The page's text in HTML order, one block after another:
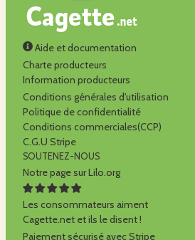
Aide et documentation
Charte producteurs
Information producteurs
Conditions générales d'utilisation
Politique de confidentialité
Conditions commerciales(CCP)
C.G.U Stripe
SOUTENEZ-NOUS
Notre page sur Lilo.org
Les consommateurs aiment
Cagette.net et ils le disent !
Paiement sécurisé avec Stripe